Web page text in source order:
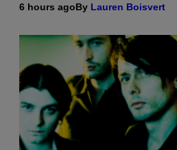
6 hours agoBy Lauren Boisvert